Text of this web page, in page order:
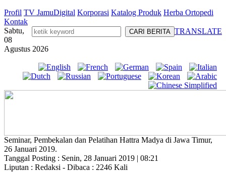
Profil TV JamuDigital Korporasi Katalog Produk Herba Ortopedi
Kontak
TRANSLATE
Sabtu,
08
Agustus 2026
Seminar, Pembekalan dan Pelatihan Hattra Madya di Jawa Timur,
26 Januari 2019.
Tanggal Posting : Senin, 28 Januari 2019 | 08:21
Liputan : Redaksi - Dibaca : 2246 Kali